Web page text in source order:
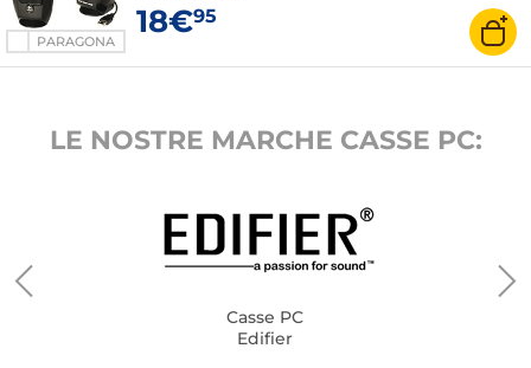
PARAGONA
18€95
LE NOSTRE MARCHE CASSE PC:
Casse PC
Edifier